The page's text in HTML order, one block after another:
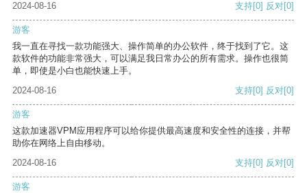
2024-08-16
支持[0] 反对[0]
游客
我一直在寻找一款功能强大、操作简单的办公软件，终于找到了它。这
款软件的功能非常强大，可以满足我日常办公的所有需求。操作也很简
单，即使是小白也能快速上手。
2024-08-16
支持[0] 反对[0]
游客
这款加速器VPM应用程序可以给你提供最高速度和安全性的连接，并帮
助你在网络上自由移动。
2024-08-16
支持[0] 反对[0]
游客